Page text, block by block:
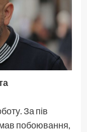
За пів
мав побоювання,